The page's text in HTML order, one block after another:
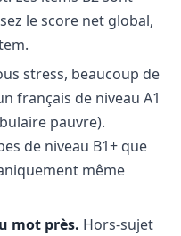
le score net global,
stress, beaucoup de
français de niveau A1
pauvre).
de niveau B1+ que
même
mot près. Hors-sujet